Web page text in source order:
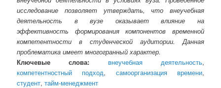
исследование позволяет утверждать, что внеучебная
деятельность в вузе оказывает влияние на
эффективность формирования компонентов временной
компетентности в студенческой аудитории. Данная
проблематика имеет многогранный характер.
Ключевые слова:
внеучебная деятельность,
компетентностный подход, самоорганизация времени,
студент,тайм-менеджмент